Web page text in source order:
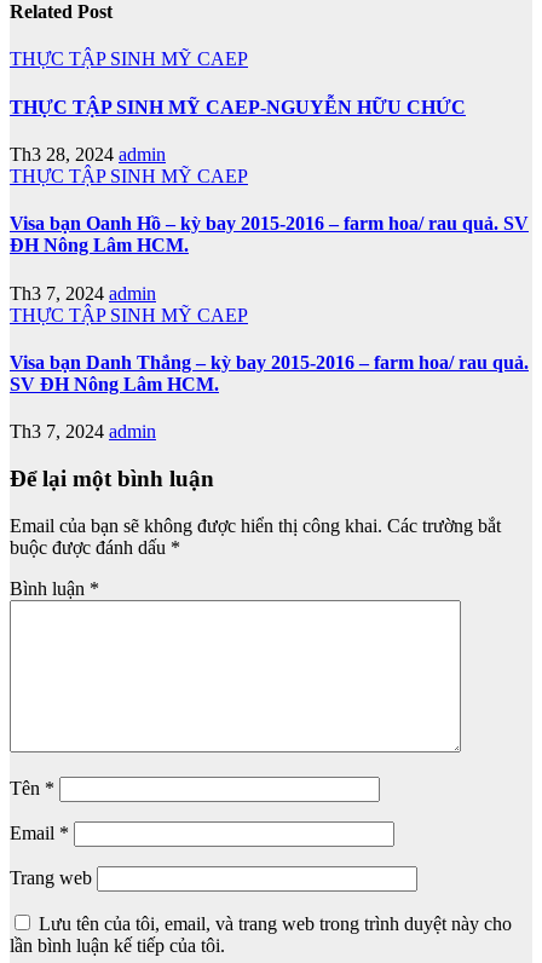
Related Post
THỰC TẬP SINH MỸ CAEP
THỰC TẬP SINH MỸ CAEP-NGUYỄN HỮU CHỨC
Th3 28, 2024 admin
THỰC TẬP SINH MỸ CAEP
Visa bạn Oanh Hồ – kỳ bay 2015-2016 – farm hoa/ rau quả. SV
ĐH Nông Lâm HCM.
Th3 7, 2024 admin
THỰC TẬP SINH MỸ CAEP
Visa bạn Danh Thắng – kỳ bay 2015-2016 – farm hoa/ rau quả.
SV ĐH Nông Lâm HCM.
Th3 7, 2024 admin
Để lại một bình luận
Email của bạn sẽ không được hiển thị công khai. Các trường bắt
buộc được đánh dấu *
Bình luận *
Tên *
Email *
Trang web
Lưu tên của tôi, email, và trang web trong trình duyệt này cho
lần bình luận kế tiếp của tôi.